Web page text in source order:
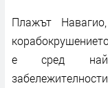
Плажът
е сред най-